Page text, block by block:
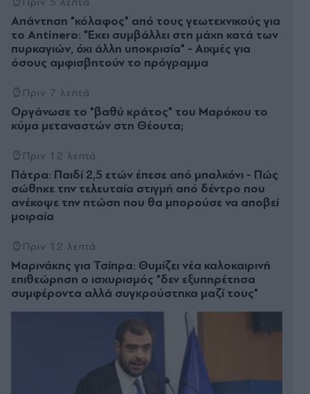
Απάντηση "κόλαφος" από τους γεωτεχνικούς για
το Antinero: "Έχει συμβάλλει στη μάχη κατά των
πυρκαγιών, όχι άλλη υποκρισία" - Αιχμές για
όσους αμφισβητούν το πρόγραμμα
Πριν 7 λεπτά
Οργάνωσε το "βαθύ κράτος" του Μαρόκου το
κύμα μεταναστών στη Θέουτα;
Πριν 12 λεπτά
Πάτρα: Παιδί 2,5 ετών έπεσε από μπαλκόνι - Πώς
σώθηκε την τελευταία στιγμή από δέντρο που
ανέκοψε την πτώση που θα μπορούσε να αποβεί
μοιραία
Πριν 12 λεπτά
Μαρινάκης για Τσίπρα: Θυμίζει νέα καλοκαιρινή
επιθεώρηση ο ισχυρισμός "δεν εξυπηρέτησα
συμφέροντα αλλά συγκρούστηκα μαζί τους"